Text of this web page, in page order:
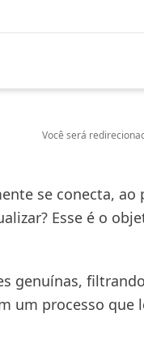
Você será
se conecta, ao
Esse é o
genuínas,
um processo que